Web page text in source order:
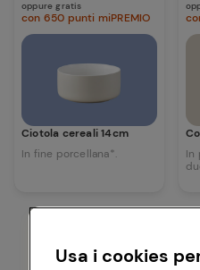
oppure gratis
con 650 punti miPREMIO
Ciotola cereali 14cm
In fine porcellana*.
In
Usa i cookies